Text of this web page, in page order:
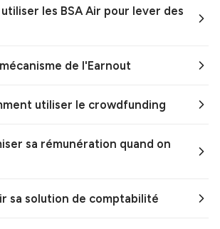
les BSA Air pour lever des
de l'Earnout
utiliser le crowdfunding
sa rémunération quand on
sa solution de comptabilité